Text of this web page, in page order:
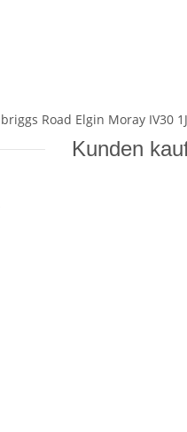
Road Elgin Moray IV30
Kunden